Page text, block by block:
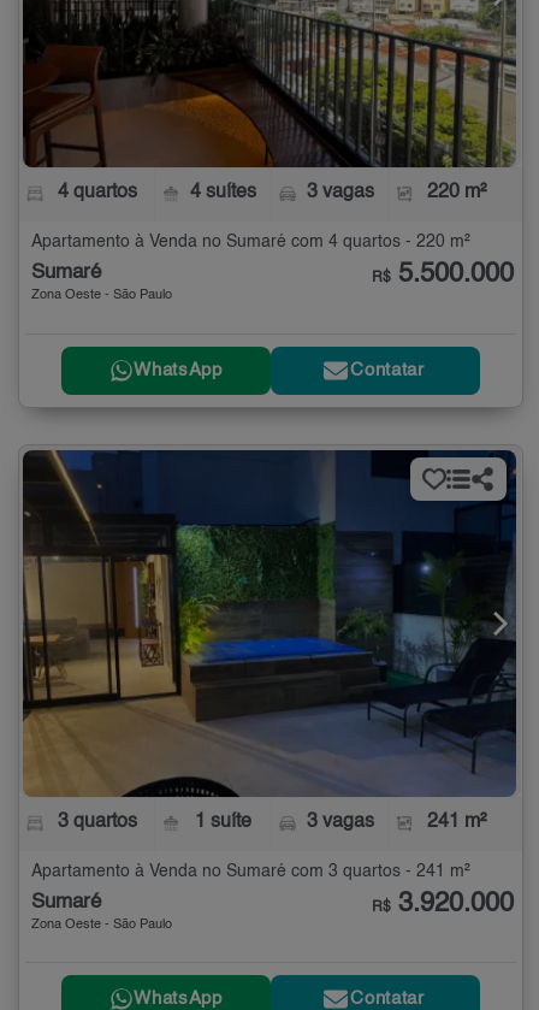
4 quartos 4 suítes 3 vagas 220 m²
Apartamento à Venda no Sumaré com 4 quartos - 220 m²
Sumaré
Zona Oeste - São Paulo
R$ 5.500.000
WhatsApp Contatar
3 quartos 1 suíte 3 vagas 241 m²
Apartamento à Venda no Sumaré com 3 quartos - 241 m²
Sumaré
Zona Oeste - São Paulo
R$ 3.920.000
WhatsApp Contatar